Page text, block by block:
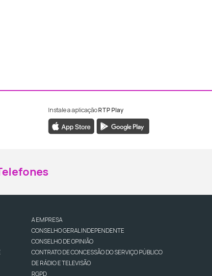
da RTP Madeira
da RTP Madeira
Instale a aplicaçãoRTP Play
A EMPRESA
CONSELHO GERAL INDEPENDENTE
CONSELHO DE OPINIÃO
CONTRATO DE CONCESSÃO DO SERVIÇO PÚBLICO
DE RÁDIO E TELEVISÃO
RGPD